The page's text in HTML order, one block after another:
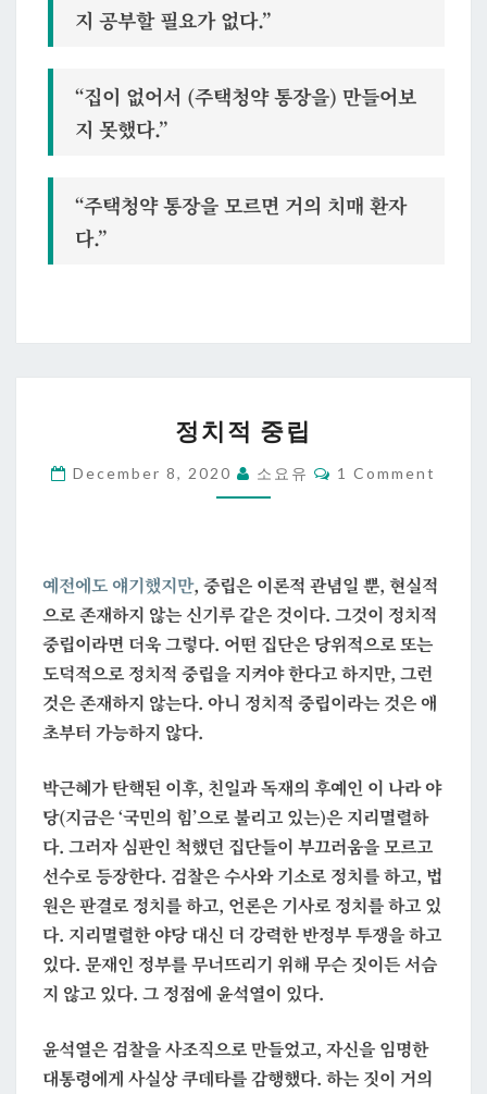
지 공부할 필요가 없다.”
“집이 없어서 (주택청약 통장을) 만들어보
지 못했다.”
“주택청약 통장을 모르면 거의 치매 환자
다.”
치
적
중
정치적 중립
December 8, 2020 소요유 Comments
1 Comment
예전에도 얘기했지만, 중립은 이론적 관념일 뿐, 현실적
으로 존재하지 않는 신기루 같은 것이다. 그것이 정치적
중립이라면 더욱 그렇다. 어떤 집단은 당위적으로 또는
도덕적으로 정치적 중립을 지켜야 한다고 하지만, 그런
것은 존재하지 않는다. 아니 정치적 중립이라는 것은 애
초부터 가능하지 않다.
박근혜가 탄핵된 이후, 친일과 독재의 후예인 이 나라 야
당(지금은 ‘국민의 힘’으로 불리고 있는)은 지리멸렬하
다. 그러자 심판인 척했던 집단들이 부끄러움을 모르고
선수로 등장한다. 검찰은 수사와 기소로 정치를 하고, 법
원은 판결로 정치를 하고, 언론은 기사로 정치를 하고 있
다. 지리멸렬한 야당 대신 더 강력한 반정부 투쟁을 하고
있다. 문재인 정부를 무너뜨리기 위해 무슨 짓이든 서슴
지 않고 있다. 그 정점에 윤석열이 있다.
윤석열은 검찰을 사조직으로 만들었고, 자신을 임명한
대통령에게 사실상 쿠데타를 감행했다. 하는 짓이 거의